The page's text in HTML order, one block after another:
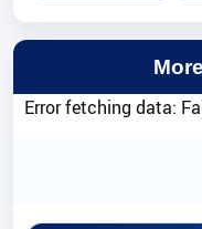
Error fetching data: